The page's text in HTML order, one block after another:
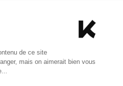
producten
de ce site
mais on aimerait bien vous
consent